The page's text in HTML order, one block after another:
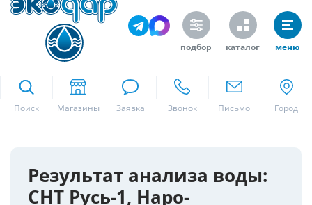
подбор каталог меню
Поиск
Результат анализа воды:
СНТ Русь-1, Наро-